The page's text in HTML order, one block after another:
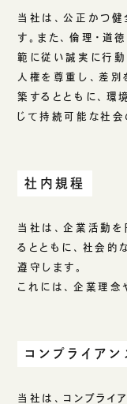
COMPANY
会社情報会社概要
ご挨拶
ACCESS
アクセス
お問い合わせ
当社は、公正かつ健
す。また、倫理・道
範に従い誠実に行動
人権を尊重し、差
築するとともに、環
じて持続可能な社会
社内規程
当社は、企業活動
るとともに、社会的
遵守します。
これには、企業理念
コンプライアン
当社は、コンプライ